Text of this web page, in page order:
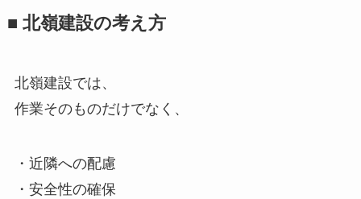
■ 北嶺建設の考え方
北嶺建設では、
作業そのものだけでなく、
・近隣への配慮
・安全性の確保